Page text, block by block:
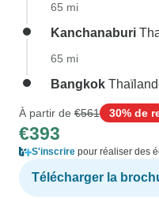
65 mi
Kanchanaburi
65 mi
Bangkok
À partir de €561 30% de
€393
S'inscrire pour réaliser des
Télécharger la